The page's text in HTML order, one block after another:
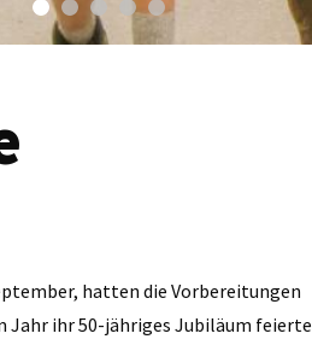
hatten die Vorbereitungen
Jahr ihr 50-jähriges Jubiläum feierte